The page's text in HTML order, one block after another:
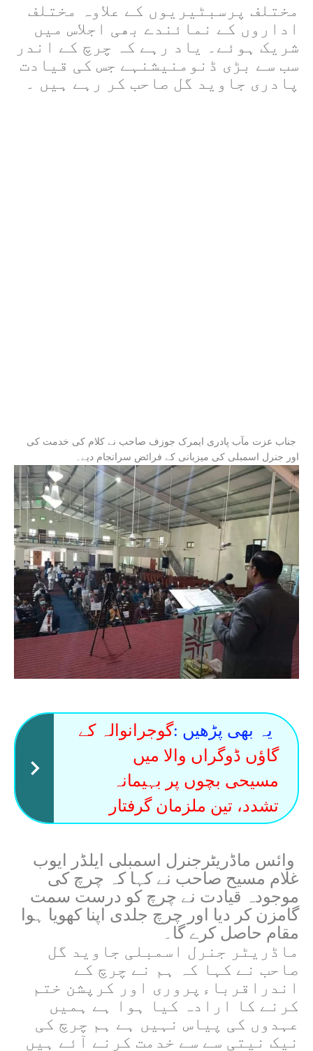
مختلف پرسبٹیریوں کے علاوہ مختلف
اداروں کے نمائندے بھی اجلاس میں
شریک ہوئے۔ یاد رہے کہ چرچ کے اندر
سب سے بڑی ڈنومنیشنہے جس کی قیادت
پادری جاوید گل صاحب کر رہے ہیں ۔
جناب عزت مآب پادری ایمرک جوزف صاحب نے کلام کی خدمت کی
اور جنرل اسمبلی کی میزبانی کے فرائض سرانجام دیے۔
یہ بھی پڑھیں :گوجرانوالہ کے
گاؤں ڈوگراں والا میں
مسیحی بچوں پر بہیمانہ
تشدد، تین ملزمان گرفتار
وائس ماڈریٹرجنرل اسمبلی ایلڈر ایوب
غلام مسیح صاحب نے کہا کہ چرچ کی
موجودہ قیادت نے چرچ کو درست سمت
گامزن کر دیا اور چرچ جلدی اپنا کھویا ہوا
مقام حاصل کرے گا۔
ماڈریٹر جنرل اسمبلی جاوید گل
صاحب نے کہا کہ ہم نے چرچ کے
اندراقرباءپروری اور کرپشن ختم
کرنے کا ارادہ کیا ہوا ہے ہمیں
عہدوں کی پیاس نہیں ہے ہم چرچ کی
نیک نیتی سے سے خدمت کرنے آئے ہیں